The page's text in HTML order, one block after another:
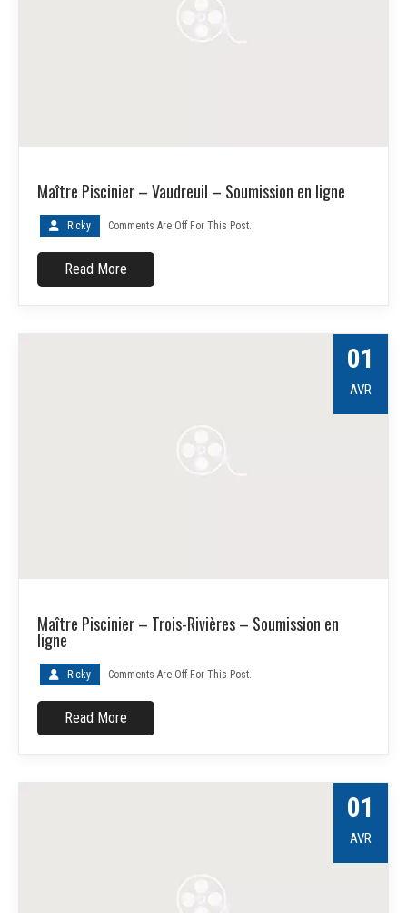
Maître Piscinier – Vaudreuil – Soumission en ligne
Ricky Comments Are Off For This Post.
Read More
01
AVR
Maître Piscinier – Trois-Rivières – Soumission en
ligne
Ricky Comments Are Off For This Post.
Read More
01
AVR